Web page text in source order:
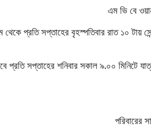
এম ভি বে
প্রতি সপ্তাহের বৃহস্পতিবার রাত ১০ টায়
প্রতি সপ্তাহের শনিবার সকাল ৯.০০ মিনিটে
পরিবারের